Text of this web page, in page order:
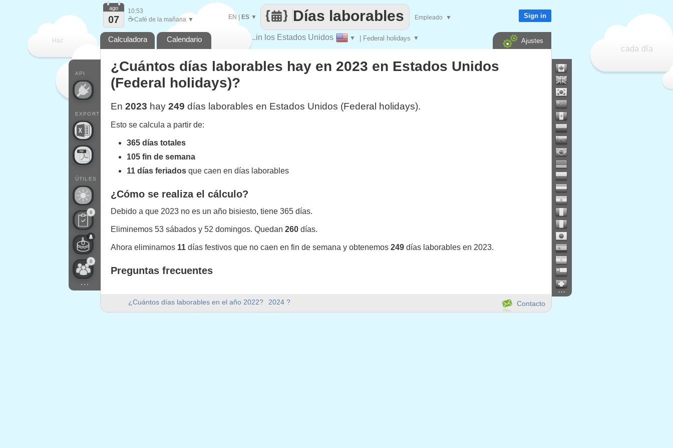
Haz
que
cada día
..in los Estados Unidos ▼ | Federal holidays ▼
Días laborables
EN| ES ▼ Empleado ▼
API
EXPORT
ÚTILES
0
0
...
ago
07
10:53
☕Café de la mañana ▼ Sign in
Calculadora Calendario Ajustes
¿Cuántos días laborables en el año 2022? 2024 ?
...
Contacto
¿Cuántos días laborables hay en 2023 en Estados Unidos
(Federal holidays)?
En 2023 hay 249 días laborables en Estados Unidos (Federal holidays).
Esto se calcula a partir de:
365 días totales
105 fin de semana
11 días feriados que caen en días laborables
¿Cómo se realiza el cálculo?
Debido a que 2023 no es un año bisiesto, tiene 365 días.
Eliminemos 53 sábados y 52 domingos. Quedan 260 días.
Ahora eliminamos 11 días festivos que no caen en fin de semana y obtenemos 249 días laborables en 2023.
Preguntas frecuentes
Hay 249 días laborables en 2023 en Estados Unidos (Federal holidays).